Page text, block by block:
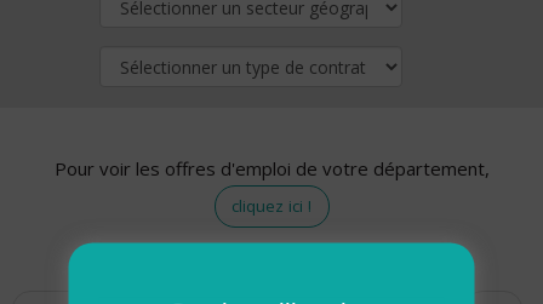
Pour voir les offres d'emploi de votre département,
cliquez ici !